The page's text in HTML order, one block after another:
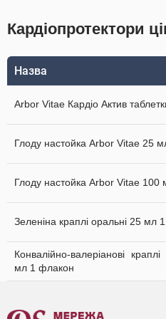
Кардіопротектори
Назва
Arbor Vitae Кардіо Актив
Глоду настойка Arbor Vitae 25
Глоду настойка Arbor Vitae 100
Зеленіна краплі оральні 25 мл
Конвалійно-валеріанові
мл 1 флакон